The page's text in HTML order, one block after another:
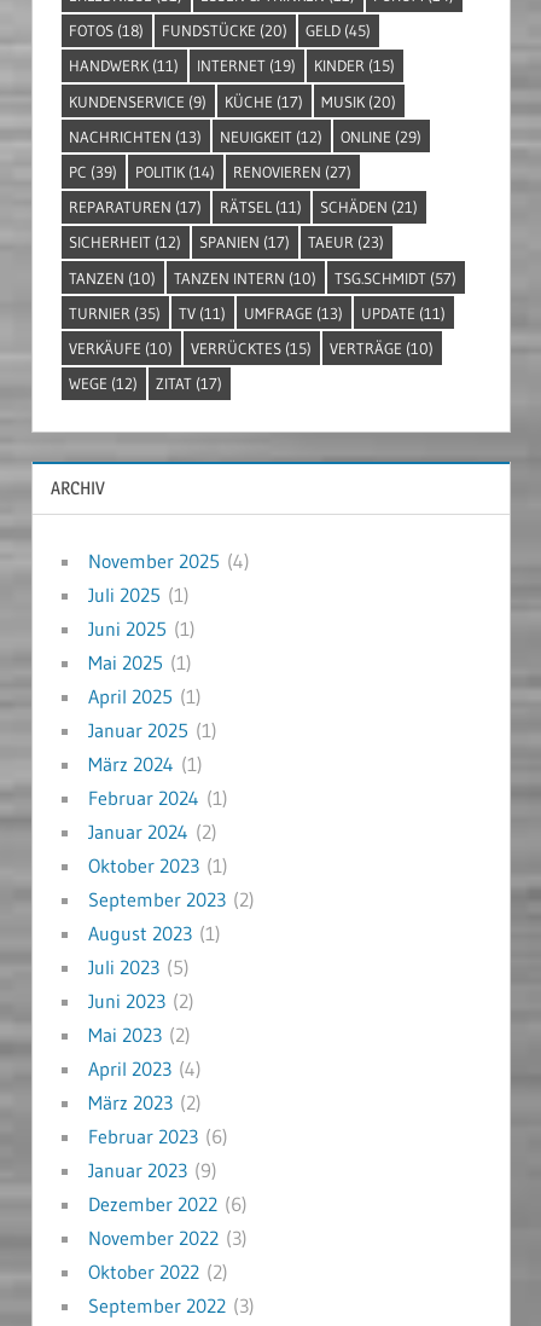
FOTOS (18) FUNDSTÜCKE (20) GELD (45)
HANDWERK (11) INTERNET (19) KINDER (15)
KUNDENSERVICE (9) KÜCHE (17) MUSIK (20)
NACHRICHTEN (13) NEUIGKEIT (12) ONLINE (29)
PC (39) POLITIK (14) RENOVIEREN (27)
REPARATUREN (17) RÄTSEL (11) SCHÄDEN (21)
SICHERHEIT (12) SPANIEN (17) TAEUR (23)
TANZEN (10) TANZEN INTERN (10) TSG.SCHMIDT (57)
TURNIER (35) TV (11) UMFRAGE (13) UPDATE (11)
VERKÄUFE (10) VERRÜCKTES (15) VERTRÄGE (10)
WEGE (12) ZITAT (17)
ARCHIV
November 2025 (4)
Juli 2025 (1)
Juni 2025 (1)
Mai 2025 (1)
April 2025 (1)
Januar 2025 (1)
März 2024 (1)
Februar 2024 (1)
Januar 2024 (2)
Oktober 2023(1)
September 2023(2)
August 2023(1)
Juli 2023(5)
Juni 2023(2)
Mai 2023(2)
April 2023(4)
März 2023(2)
Februar 2023(6)
Januar 2023(9)
Dezember 2022(6)
November 2022(3)
Oktober 2022(2)
September 2022(3)